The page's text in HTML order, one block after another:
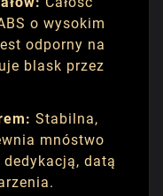
o wysokim
odporny na
blask przez
Stabilna,
mnóstwo
datą